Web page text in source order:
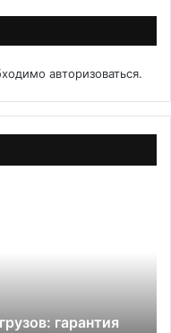
авторизоваться.